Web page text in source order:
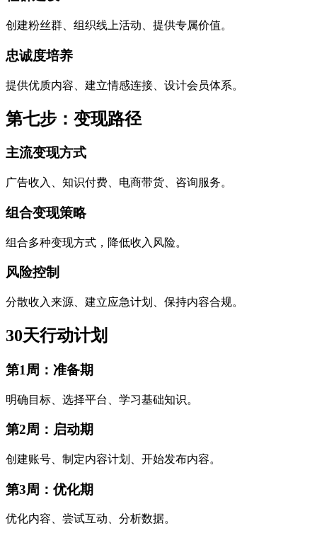
创建粉丝群、组织线上活动、提供专属价值。
忠诚度培养
提供优质内容、建立情感连接、设计会员体系。
第七步：变现路径
主流变现方式
广告收入、知识付费、电商带货、咨询服务。
组合变现策略
组合多种变现方式，降低收入风险。
风险控制
分散收入来源、建立应急计划、保持内容合规。
30天行动计划
第1周：准备期
明确目标、选择平台、学习基础知识。
第2周：启动期
创建账号、制定内容计划、开始发布内容。
第3周：优化期
优化内容、尝试互动、分析数据。